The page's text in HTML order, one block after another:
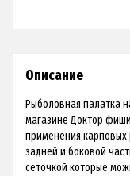
Описание
Рыболовная палатка
магазине Доктор
применения карповых
задней и боковой
сеточкой которые